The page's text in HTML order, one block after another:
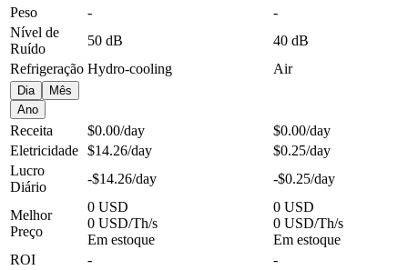
Peso
-
-
Nível de
Ruído
50 dB
40 dB
Refrigeração Hydro-cooling Air
Dia
Mês
Ano
Receita $0.00/day $0.00/day
Eletricidade $14.26/day $0.25/day
Lucro
Diário
-$14.26/day -$0.25/day
Melhor
Preço
0 USD
0 USD/Th/s
Em estoque
0 USD
0 USD/Th/s
Em estoque
ROI
-
-